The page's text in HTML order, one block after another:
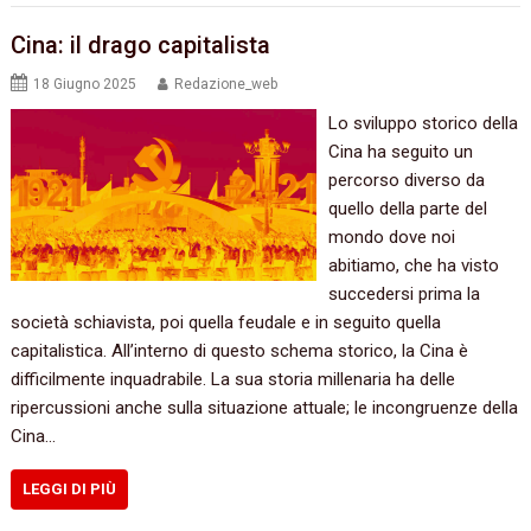
Cina: il drago capitalista
18 Giugno 2025 Redazione_web
Lo sviluppo storico della
Cina ha seguito un
percorso diverso da
quello della parte del
mondo dove noi
abitiamo, che ha visto
succedersi prima la
società schiavista, poi quella feudale e in seguito quella
capitalistica. All’interno di questo schema storico, la Cina è
difficilmente inquadrabile. La sua storia millenaria ha delle
ripercussioni anche sulla situazione attuale; le incongruenze della
Cina…
LEGGI DI PIÙ